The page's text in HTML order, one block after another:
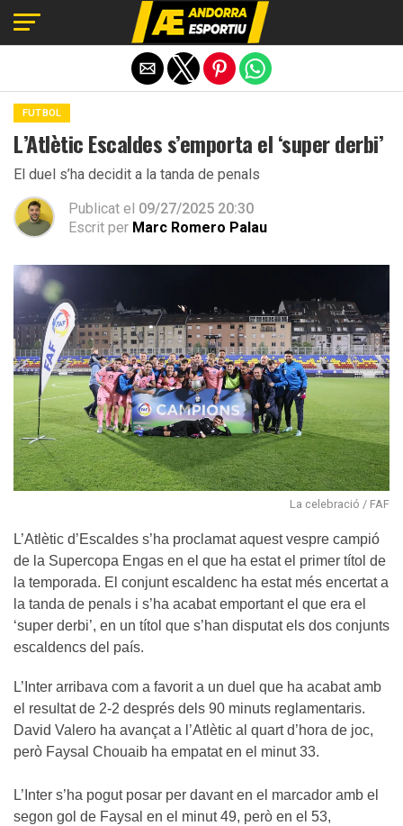
FUTBOL
L’Atlètic Escaldes s’emporta el ‘super derbi’
El duel s’ha decidit a la tanda de penals
Publicat el 09/27/2025 20:30
Escrit per Marc Romero Palau
La celebració / FAF
L’Atlètic d’Escaldes s’ha proclamat aquest vespre campió
de la Supercopa Engas en el que ha estat el primer títol de
la temporada. El conjunt escaldenc ha estat més encertat a
la tanda de penals i s’ha acabat emportant el que era el
‘super derbi’, en un títol que s’han disputat els dos conjunts
escaldencs del país.
L’Inter arribava com a favorit a un duel que ha acabat amb
el resultat de 2-2 després dels 90 minuts reglamentaris.
David Valero ha avançat a l’Atlètic al quart d’hora de joc,
però Faysal Chouaib ha empatat en el minut 33.
L’Inter s’ha pogut posar per davant en el marcador amb el
segon gol de Faysal en el minut 49, però en el 53,
Exit mobile version